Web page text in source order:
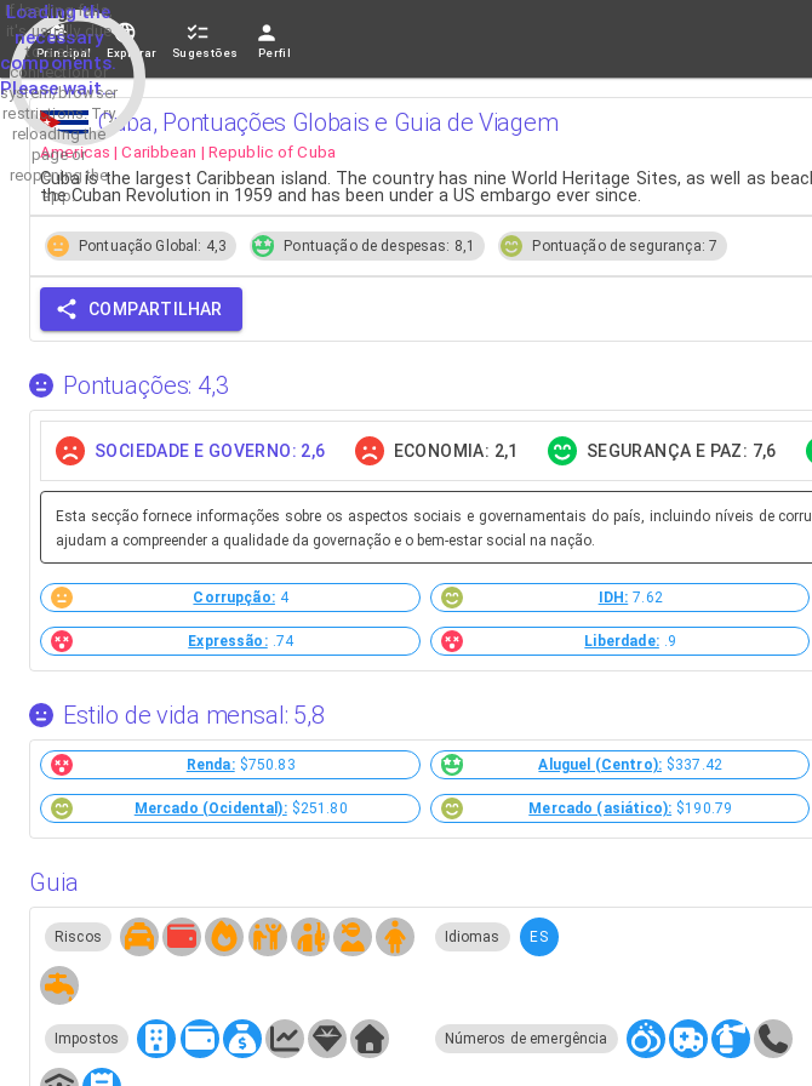
Loading the
necessary
components.
Please wait...
If loading fails,
it's usually due
to a slow
connection or
system/browser
restrictions. Try
reloading the
page or
reopening the
app.
Principal Explorar Sugestões Perfil
Cuba, Pontuações Globais e Guia de Viagem
Americas | Caribbean | Republic of Cuba
Cuba is the largest Caribbean island. The country has nine World Heritage Sites, as well as
the Cuban Revolution in 1959 and has been under a US embargo ever since.
Pontuação Global: 4,3 Pontuação de despesas: 8,1 Pontuação de segurança: 7
COMPARTILHAR
Pontuações: 4,3
SOCIEDADE E GOVERNO: 2,6 ECONOMIA: 2,1 SEGURANÇA E PAZ: 7,6
Esta secção fornece informações sobre os aspectos sociais e governamentais do país, incluindo níveis de
ajudam a compreender a qualidade da governação e o bem-estar social na nação.
Corrupção: 4 IDH: 7.62
Expressão: .74 Liberdade: .9
Estilo de vida mensal: 5,8
Renda: $750.83 Aluguel (Centro): $337.42
Mercado (Ocidental): $251.80 Mercado (asiático): $190.79
Guia
Riscos Idiomas ES
Impostos Números de emergência